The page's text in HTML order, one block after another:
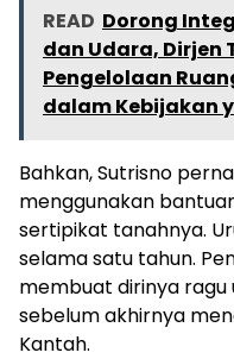
READ Dorong
dan Udara, Dirjen
Pengelolaan
dalam Kebijakan
Bahkan, Sutrisno
menggunakan
sertipikat tanahnya.
selama satu tahun.
membuat dirinya ragu
sebelum akhirnya
Kantah.